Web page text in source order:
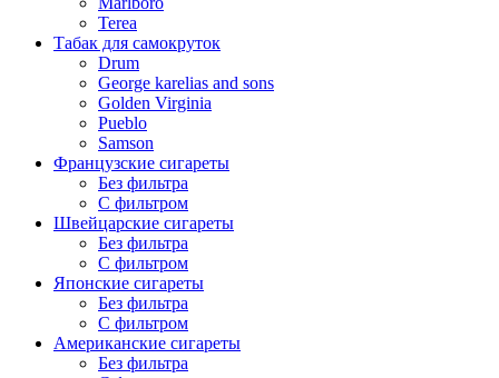
Terea
Табак для самокруток
Drum
George karelias and sons
Golden Virginia
Pueblo
Samson
Французские сигареты
Без фильтра
С фильтром
Швейцарские сигареты
Без фильтра
С фильтром
Японские сигареты
Без фильтра
С фильтром
Американские сигареты
Без фильтра